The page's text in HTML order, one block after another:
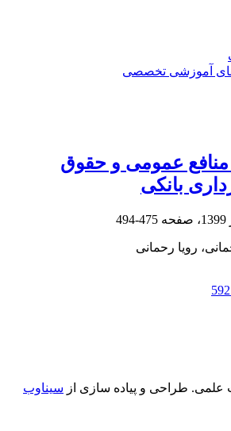
آموزشی تخصصی
عمومی و حقوق
بانکی
475-494
رویا رحمانی
علمی. طراحی و پیاده سازی از سیناوب